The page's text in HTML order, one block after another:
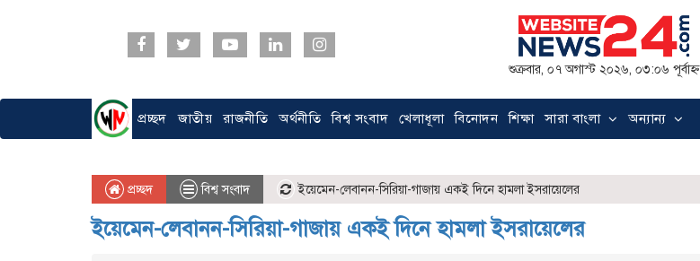
শুক্রবার, ০৭ অগাস্ট ২০২৬, ০৩:০৬ পূর্বাহ্ন
প্রচ্ছদ জাতীয় রাজনীতি অর্থনীতি বিশ্ব সংবাদ খেলাধূলা বিনোদন শিক্ষা সারা বাংলা অন্যান্য
প্রচ্ছদ বিশ্ব সংবাদ ইয়েমেন-লেবানন-সিরিয়া-গাজায় একই দিনে হামলা ইসরায়েলের
ইয়েমেন-লেবানন-সিরিয়া-গাজায় একই দিনে হামলা ইসরায়েলের